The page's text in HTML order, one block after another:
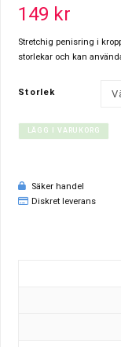
of
5
149 kr
Stretchig penisring i
storlekar och kan
Storlek
LÄGG I VARUKORG
Säker handel
Diskret leverans